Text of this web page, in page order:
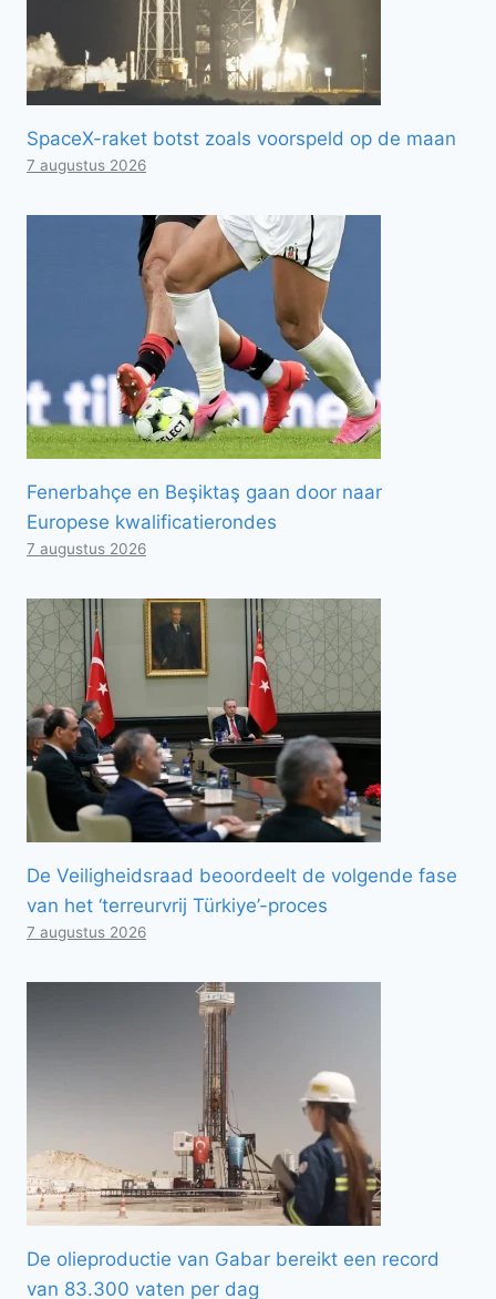
SpaceX-raket botst zoals voorspeld op de maan
7 augustus 2026
Fenerbahçe en Beşiktaş gaan door naar
Europese kwalificatierondes
7 augustus 2026
De Veiligheidsraad beoordeelt de volgende fase
van het ‘terreurvrij Türkiye’-proces
7 augustus 2026
De olieproductie van Gabar bereikt een record
van 83.300 vaten per dag